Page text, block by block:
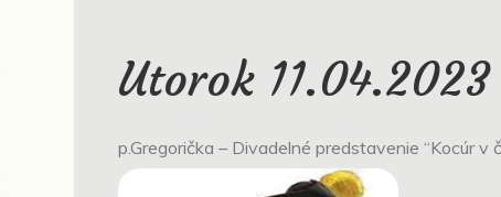
Utorok 11.04.2023
p.Gregorička – Divadelné predstavenie “Kocúr v